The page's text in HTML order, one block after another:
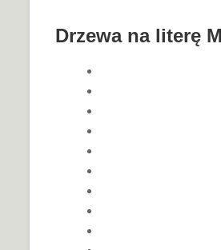
Drzewa na literę M